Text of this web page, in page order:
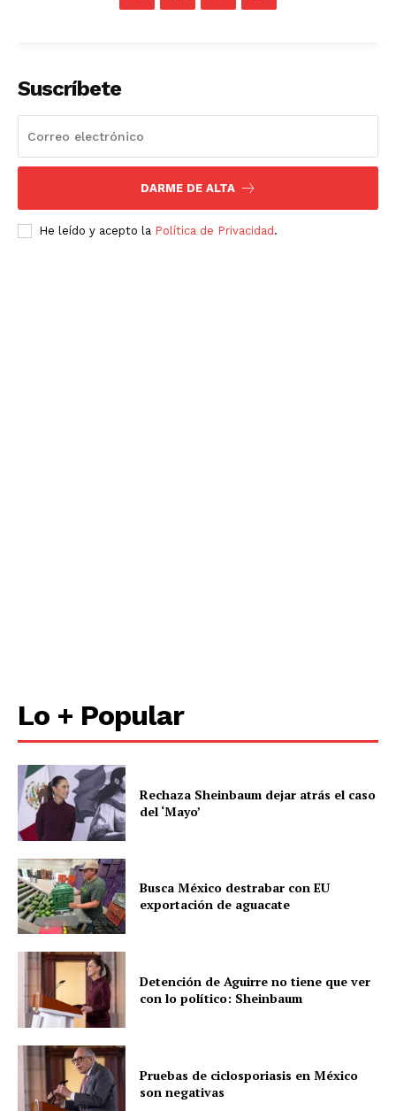
Suscríbete
DARME DE ALTA
He leído y acepto la Política de Privacidad .
Lo + Popular
Rechaza Sheinbaum dejar atrás el caso
del ‘Mayo’
Busca México destrabar con EU
exportación de aguacate
Detención de Aguirre no tiene que ver
con lo político: Sheinbaum
Pruebas de ciclosporiasis en México
son negativas